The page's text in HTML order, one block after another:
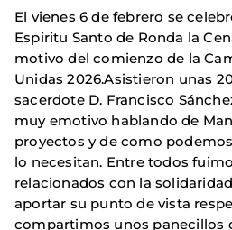
El vienes 6 de febrero se
Espiritu Santo de Ronda la
motivo del comienzo de la
Unidas 2026.Asistieron unas
sacerdote D. Francisco
muy emotivo hablando de
proyectos y de como
lo necesitan. Entre todos
relacionados con la
aportar su punto de vista
compartimos unos panecillos